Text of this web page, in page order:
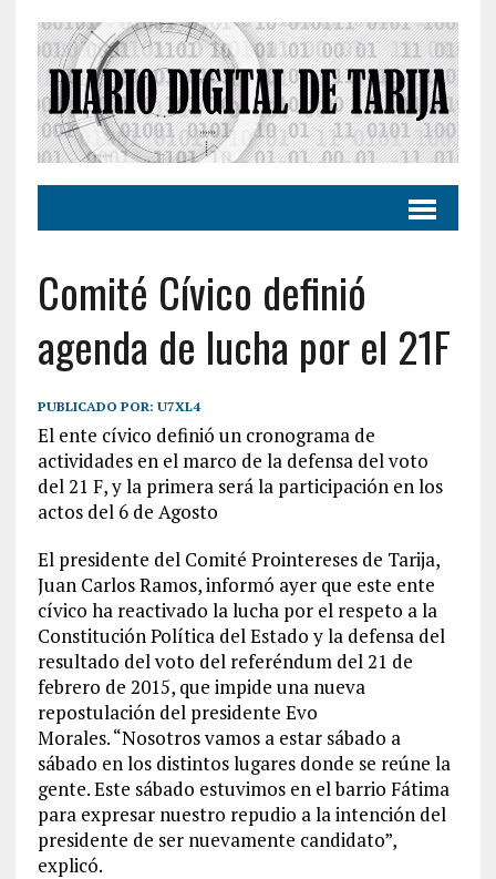
Comité Cívico definió
agenda de lucha por el 21F
PUBLICADO POR: U7XL4
El ente cívico definió un cronograma de
actividades en el marco de la defensa del voto
del 21 F, y la primera será la participación en los
actos del 6 de Agosto
El presidente del Comité Prointereses de Tarija,
Juan Carlos Ramos, informó ayer que este ente
cívico ha reactivado la lucha por el respeto a la
Constitución Política del Estado y la defensa del
resultado del voto del referéndum del 21 de
febrero de 2015, que impide una nueva
repostulación del presidente Evo
Morales.“Nosotros vamos a estar sábado a
sábado en los distintos lugares donde se reúne la
gente. Este sábado estuvimos en el barrio Fátima
para expresar nuestro repudio a la intención del
presidente de ser nuevamente candidato”,
explicó.